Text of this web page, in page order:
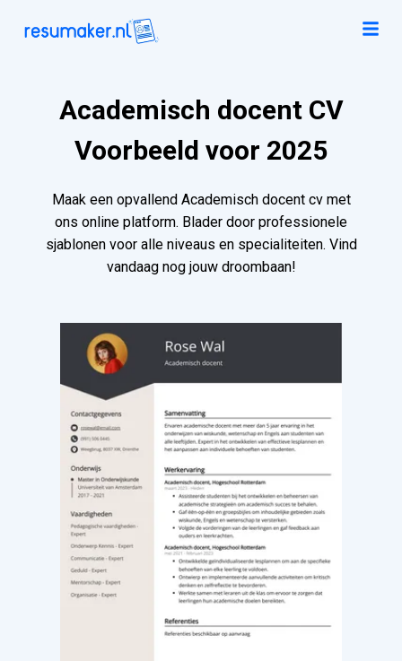
Academisch docent CV
Voorbeeld voor 2025
Maak een opvallend Academisch docent cv met
ons online platform. Blader door professionele
sjablonen voor alle niveaus en specialiteiten. Vind
vandaag nog jouw droombaan!